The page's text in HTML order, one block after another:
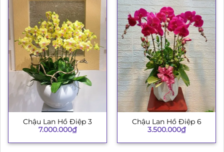
Chậu Lan Hồ Điệp 3
7.000.000₫
Chậu Lan Hồ Điệp 6
3.500.000₫